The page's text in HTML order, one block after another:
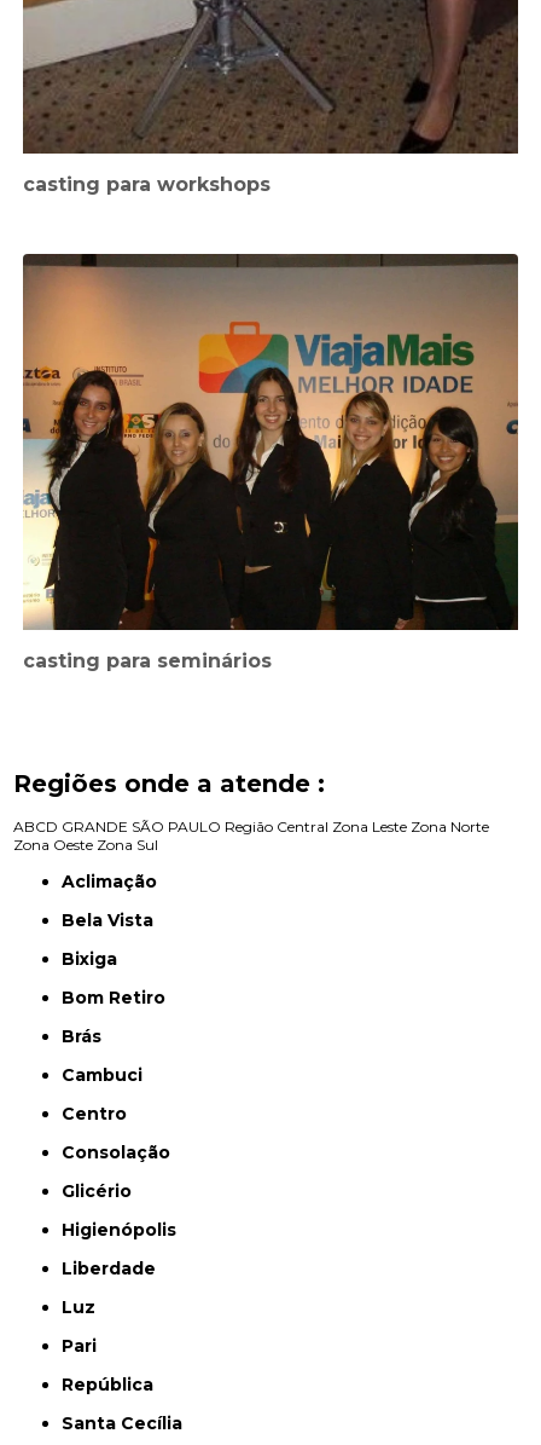
casting para workshops
casting para seminários
Regiões onde a atende :
ABCD GRANDE SÃO PAULO Região Central Zona Leste Zona Norte
Zona Oeste Zona Sul
Aclimação
Bela Vista
Bixiga
Bom Retiro
Brás
Cambuci
Centro
Consolação
Glicério
Higienópolis
Liberdade
Luz
Pari
República
Santa Cecília